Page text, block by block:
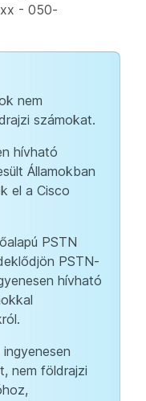
- 050-
nem
számokat.
hívható
Államokban
el a Cisco
PSTN
PSTN-
hívható
nem földrajzi